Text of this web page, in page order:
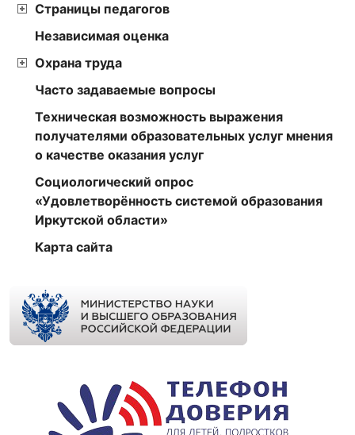
Страницы педагогов
Независимая оценка
Охрана труда
Часто задаваемые вопросы
Техническая возможность выражения
получателями образовательных услуг мнения
о качестве оказания услуг
Социологический опрос
«Удовлетворённость системой образования
Иркутской области»
Карта сайта